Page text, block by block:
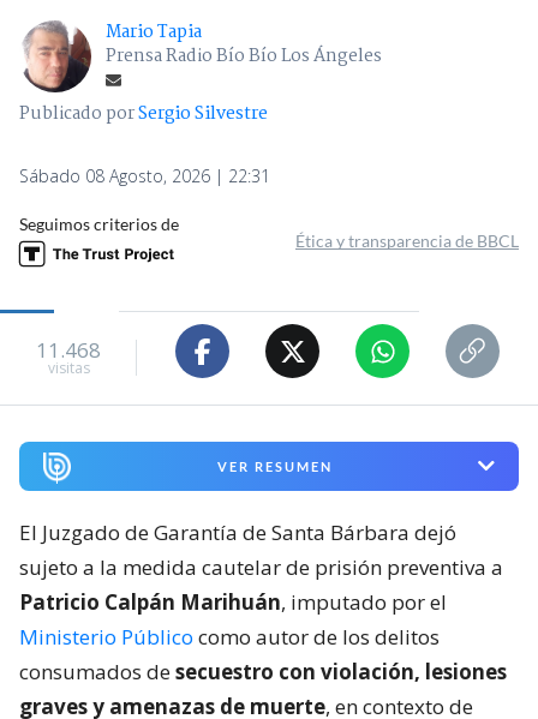
Mario Tapia
Prensa Radio Bío Bío Los Ángeles
Publicado porSergio Silvestre
Sábado 08 Agosto, 2026 | 22:31
Seguimos criterios de
Ética y transparencia de BBCL
11.468
visitas
VER RESUMEN
El Juzgado de Garantía de Santa Bárbara dejó
sujeto a la medida cautelar de prisión preventiva a
Patricio Calpán Marihuán, imputado por el
Ministerio Público como autor de los delitos
consumados desecuestro con violación, lesiones
graves y amenazas de muerte, en contexto de